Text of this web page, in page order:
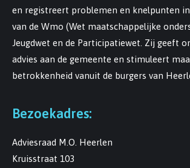
en registreert problemen en knelpunten
van de Wmo (Wet maatschappelijke
Jeugdwet en de Participatiewet. Zij geeft
advies aan de gemeente en stimuleert
betrokkenheid vanuit de burgers van
Bezoekadres:
Adviesraad M.O. Heerlen
Kruisstraat 103